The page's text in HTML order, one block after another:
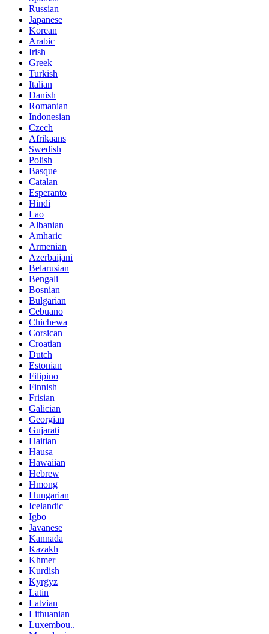
Russian
Japanese
Korean
Arabic
Irish
Greek
Turkish
Italian
Danish
Romanian
Indonesian
Czech
Afrikaans
Swedish
Polish
Basque
Catalan
Esperanto
Hindi
Lao
Albanian
Amharic
Armenian
Azerbaijani
Belarusian
Bengali
Bosnian
Bulgarian
Cebuano
Chichewa
Corsican
Croatian
Dutch
Estonian
Filipino
Finnish
Frisian
Galician
Georgian
Gujarati
Haitian
Hausa
Hawaiian
Hebrew
Hmong
Hungarian
Icelandic
Igbo
Javanese
Kannada
Kazakh
Khmer
Kurdish
Kyrgyz
Latin
Latvian
Lithuanian
Luxembou..